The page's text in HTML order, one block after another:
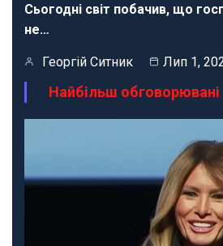
Сьогодні світ побачив, що
не…
Георгій Ситник Лип 1,
Найбільш обговорювані